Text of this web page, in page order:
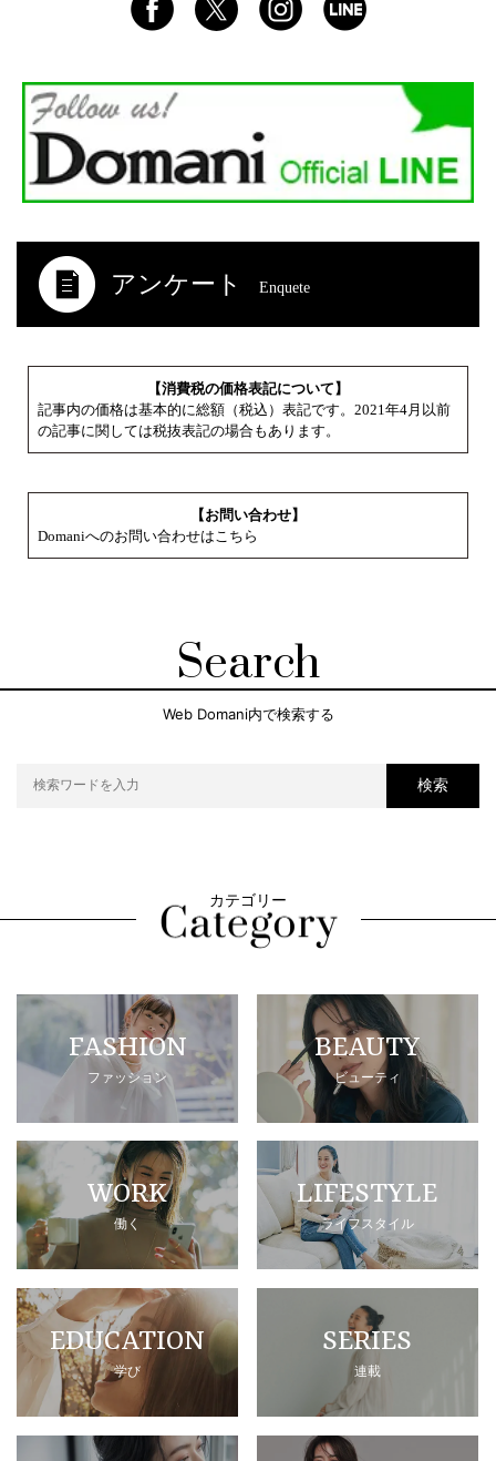
アンケート Enquete
【消費税の価格表記について】
記事内の価格は基本的に総額（税込）表記です。2021年4月以前
の記事に関しては税抜表記の場合もあります。
【お問い合わせ】
Domaniへのお問い合わせはこちら
Search
Web Domani内で検索する
検索
カテゴリー
FASHION
ファッション
BEAUTY
ビューティ
WORK
働く
LIFESTYLE
ライフスタイル
EDUCATION
学び
SERIES
連載